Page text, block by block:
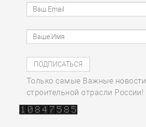
Только самые Важные новости
строительной отрасли России!